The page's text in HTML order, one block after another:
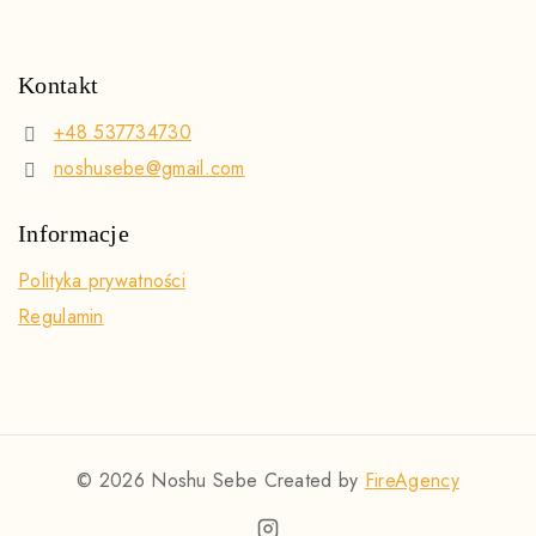
Kontakt
+48 537734730
noshusebe@gmail.com
Informacje
Polityka prywatności
Regulamin
© 2026 Noshu Sebe Created by FireAgency